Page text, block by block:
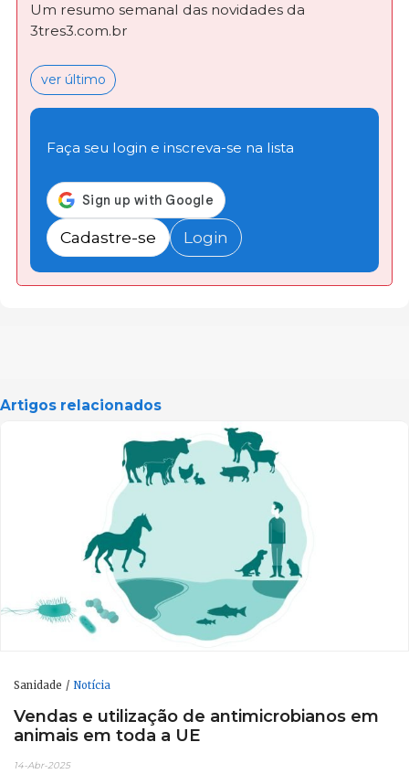
Um resumo semanal das novidades da
3tres3.com.br
ver último
Faça seu login e inscreva-se na lista
Cadastre-se Login
Artigos relacionados
Sanidade Notícia
Vendas e utilização de antimicrobianos em
animais em toda a UE
14-Abr-2025